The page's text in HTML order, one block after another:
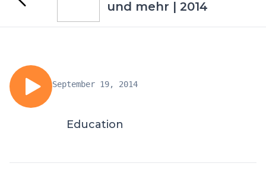
und mehr | 2014
September 19, 2014
Education